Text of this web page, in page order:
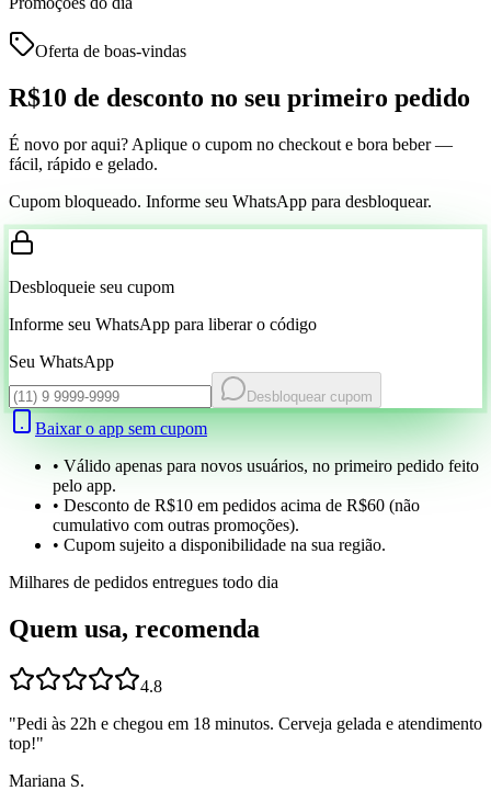
Oferta de boas-vindas
R$10 de desconto no seu primeiro pedido
É novo por aqui? Aplique o cupom no checkout e bora beber —
fácil, rápido e gelado.
Cupom bloqueado. Informe seu WhatsApp para desbloquear.
Desbloqueie seu cupom
Informe seu WhatsApp para liberar o código
Seu WhatsApp
Desbloquear cupom
Baixar o app sem cupom
• Válido apenas para novos usuários, no primeiro pedido feito
pelo app.
• Desconto de R$10 em pedidos acima de R$60 (não
cumulativo com outras promoções).
• Cupom sujeito a disponibilidade na sua região.
Milhares de pedidos entregues todo dia
Quem usa, recomenda
4.8
"Pedi às 22h e chegou em 18 minutos. Cerveja gelada e atendimento
top!"
Mariana S.